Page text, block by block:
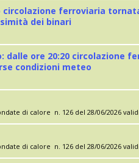
circolazione ferroviaria
dei binari
dalle ore 20:20 circolazione
condizioni meteo
di calore n. 126 del 28/06/2026
di calore n. 126 del 28/06/2026